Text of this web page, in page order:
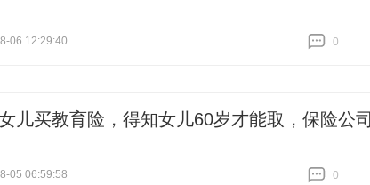
06 12:29:40
0
儿买教育险，得知女儿60岁才能取，保险公司
05 06:59:58
0